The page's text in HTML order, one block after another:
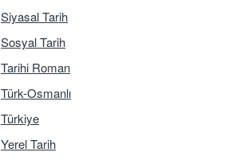
Siyasal Tarih
Sosyal Tarih
Tarihi Roman
Türk-Osmanlı
Türkiye
Yerel Tarih